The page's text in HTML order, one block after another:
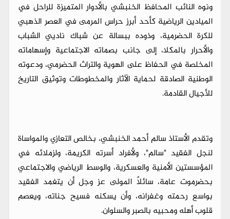
​ونوه النائب المحافظ الخنبشي بالأدوار المتميزة للراحل في
الميادين الرياضية كأحد أبرز حراس المرمى في العصر الذهبي
للكرة الحضرمية، وذوده ببسالة عن شباك ناديي الشباب
والأحرار بالمكلا، إلى جانب بصماته الاجتماعية وإسهاماته
المخلصة في الحفاظ على الهوية والتراث الحضرمي، ودعوته
الوطنية الصادقة لحماية الآثار والمخطوطات وتوثيق التاريخ
للأجيال القادمة.
​وتقدم الأستاذ سالم أحمد الخنبشي، بخالص التعازي والمواساة
لنجل الفقيد "سالم"، ولأفراد أسرته الكريمة، ولزملائه في
المؤسستين الأمنية والعسكرية، والوسط الرياضي والاجتماعي
بحضرموت عامة، سائلاً المولى عز وجل أن يتغمد الفقيد
بواسع رحمته وغفرانه، وأن يسكنه فسيح جناته، ويعصم
قلوب أهله ومحبيه بالصبر والسلوان.